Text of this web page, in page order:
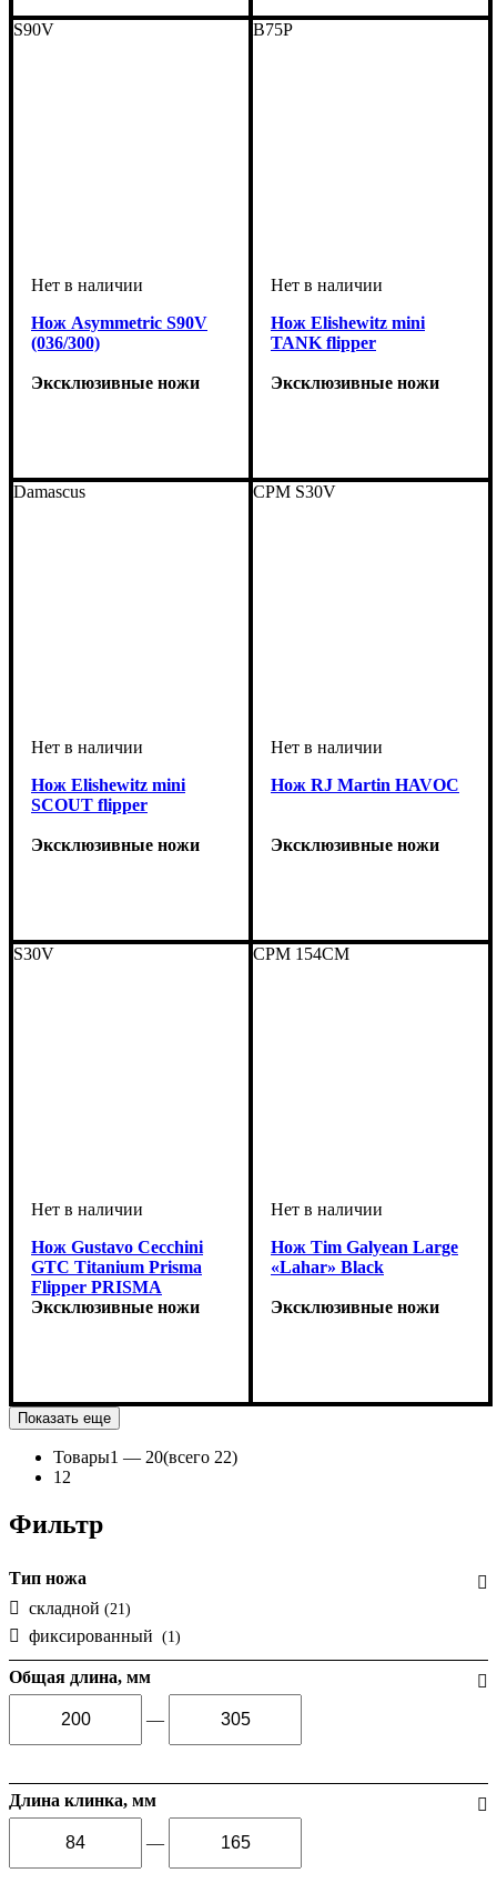
S90V
Нож Asymmetric S90V
(036/300)
Эксклюзивные ножи
B75P
Нож Elishewitz mini
TANK flipper
Эксклюзивные ножи
Damascus
Нож Elishewitz mini
SCOUT flipper
Эксклюзивные ножи
CPM S30V
Нож RJ Martin HAVOC
Эксклюзивные ножи
S30V
Нож Gustavo Cecchini
GTC Titanium Prisma
Flipper PRISMA
Эксклюзивные ножи
CPM 154CM
Нож Tim Galyean Large
«Lahar» Black
Эксклюзивные ножи
Показать еще
Товары1 — 20(всего 22)
1 2
Фильтр
Тип ножа
складной (21)
фиксированный (1)
Общая длина, мм
—
Длина клинка, мм
—